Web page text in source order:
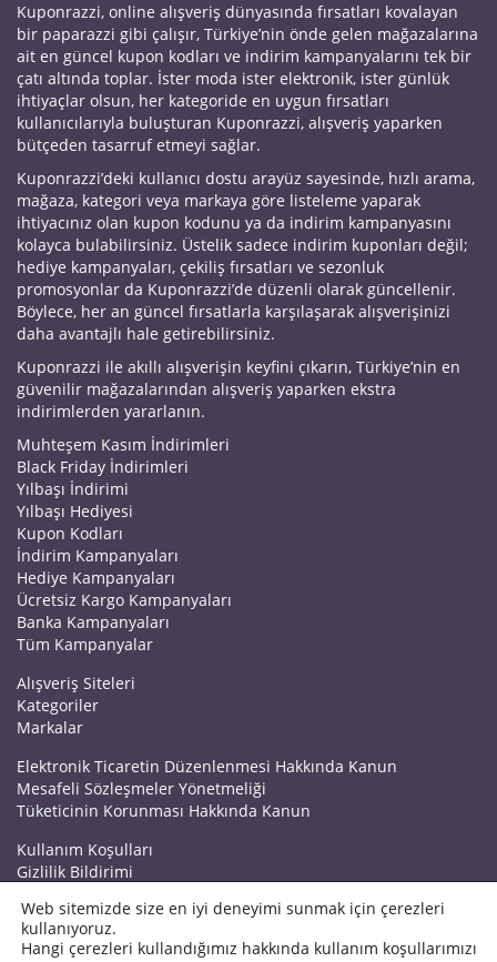
Kuponrazzi, online alışveriş dünyasında fırsatları kovalayan
bir paparazzi gibi çalışır, Türkiye’nin önde gelen mağazalarına
ait en güncel kupon kodları ve indirim kampanyalarını tek bir
çatı altında toplar. İster moda ister elektronik, ister günlük
ihtiyaçlar olsun, her kategoride en uygun fırsatları
kullanıcılarıyla buluşturan Kuponrazzi, alışveriş yaparken
bütçeden tasarruf etmeyi sağlar.
Kuponrazzi’deki kullanıcı dostu arayüz sayesinde, hızlı arama,
mağaza, kategori veya markaya göre listeleme yaparak
ihtiyacınız olan kupon kodunu ya da indirim kampanyasını
kolayca bulabilirsiniz. Üstelik sadece indirim kuponları değil;
hediye kampanyaları, çekiliş fırsatları ve sezonluk
promosyonlar da Kuponrazzi’de düzenli olarak güncellenir.
Böylece, her an güncel fırsatlarla karşılaşarak alışverişinizi
daha avantajlı hale getirebilirsiniz.
Kuponrazzi ile akıllı alışverişin keyfini çıkarın, Türkiye’nin en
güvenilir mağazalarından alışveriş yaparken ekstra
indirimlerden yararlanın.
Muhteşem Kasım İndirimleri
Black Friday İndirimleri
Yılbaşı İndirimi
Yılbaşı Hediyesi
Kupon Kodları
İndirim Kampanyaları
Hediye Kampanyaları
Ücretsiz Kargo Kampanyaları
Banka Kampanyaları
Tüm Kampanyalar
Alışveriş Siteleri
Kategoriler
Markalar
Elektronik Ticaretin Düzenlenmesi Hakkında Kanun
Mesafeli Sözleşmeler Yönetmeliği
Tüketicinin Korunması Hakkında Kanun
Kullanım Koşulları
Gizlilik Bildirimi
Kuponrazzi Blog
Mağaza Ekle
Web sitemizde size en iyi deneyimi sunmak için çerezleri
kullanıyoruz.
Hangi çerezleri kullandığımız hakkında kullanım koşullarımızı